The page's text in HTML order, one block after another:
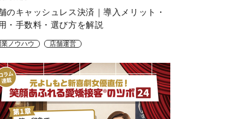
のキャッシュレス決済｜導入メリット・
・手数料・選び方を解説
ノウハウ 店舗運営